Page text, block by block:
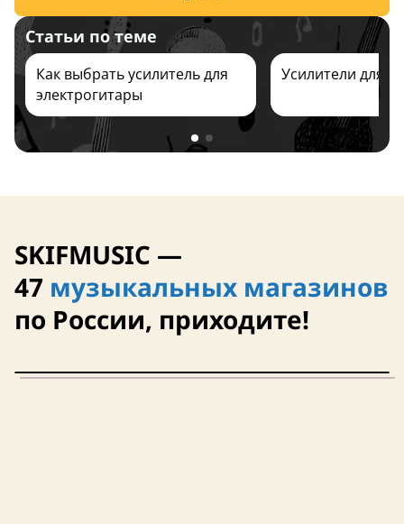
Статьи по теме
Как выбрать усилитель для
электрогитары
Усилители для
SKIFMUSIC —
47 музыкальных магазинов
по России, приходите!